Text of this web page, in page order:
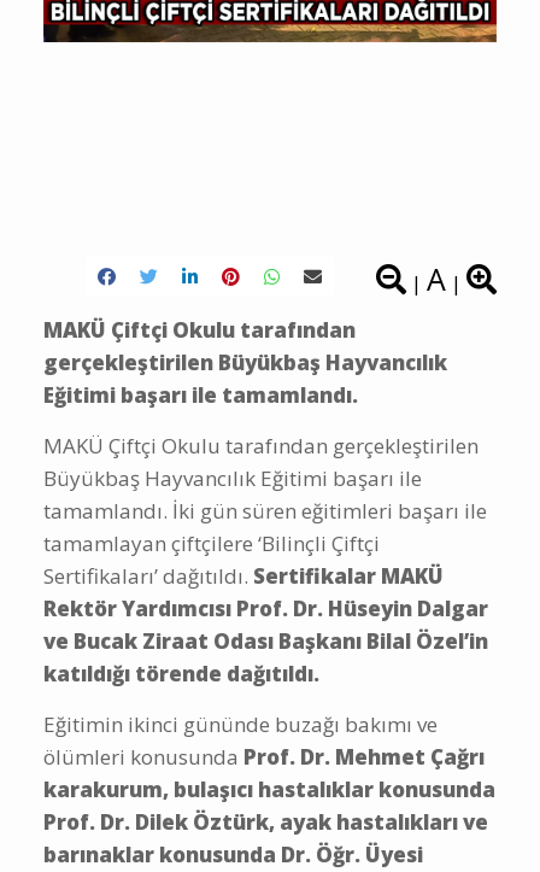
| A |
MAKÜ Çiftçi Okulu tarafından
gerçekleştirilen Büyükbaş Hayvancılık
Eğitimi başarı ile tamamlandı.
MAKÜ Çiftçi Okulu tarafından gerçekleştirilen
Büyükbaş Hayvancılık Eğitimi başarı ile
tamamlandı. İki gün süren eğitimleri başarı ile
tamamlayan çiftçilere ‘Bilinçli Çiftçi
Sertifikaları’ dağıtıldı. Sertifikalar MAKÜ
Rektör Yardımcısı Prof. Dr. Hüseyin Dalgar
ve Bucak Ziraat Odası Başkanı Bilal Özel’in
katıldığı törende dağıtıldı.
Eğitimin ikinci gününde buzağı bakımı ve
ölümleri konusunda Prof. Dr. Mehmet Çağrı
karakurum, bulaşıcı hastalıklar konusunda
Prof. Dr. Dilek Öztürk, ayak hastalıkları ve
barınaklar konusunda Dr. Öğr. Üyesi